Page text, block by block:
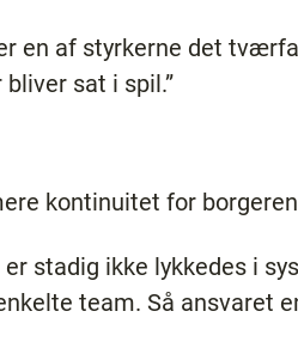
en af styrkerne det
sat i spil.”
kontinuitet for
stadig ikke lykkedes i
team. Så ansvaret